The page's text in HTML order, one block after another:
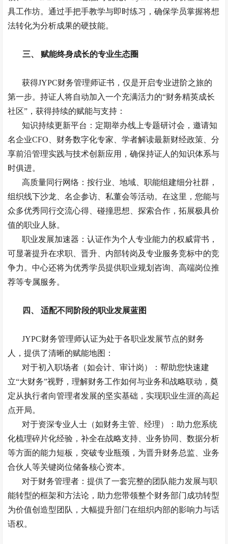
具工作坊。通过手把手教学与即时练习，确保学员掌握将想
法转化为分析成果的硬技能。
三、 赋能终身成长的专业生态圈
获得JYPC财务管理师证书，仅是开启专业进阶之旅的
第一步。持证人将自动加入一个充满活力的“财务精英成长
社区”，获得持续的赋能与支持：
知识持续更新平台：定期举办线上专题研讨会，邀请知
名企业CFO、财务数字化专家、学者解读最新财经政策、分
享前沿管理实践与技术创新应用，确保持证人的知识体系与
时俱进。
高质量同行网络：按行业、地域、职能组建细分社群，
组织线下沙龙、名企参访、私董会等活动。在这里，您能与
众多优秀同行交流心得、碰撞思想、探索合作，拓展极具价
值的职业人脉。
职业发展加速器：认证作为个人专业能力的权威背书，
可显著提升在求职、晋升、内部转岗及专业服务竞标中的竞
争力。中心还将为优秀学员提供职业规划咨询、高端岗位推
荐等专属服务。
四、 适配不同阶段的职业发展蓝图
JYPC财务管理师认证为处于各职业发展节点的财务
人，提供了清晰的赋能地图：
对于初入职场者（如会计、审计岗）：帮助您快速建
立“大财务”视野，理解财务工作如何与业务和战略联动，奠
定从执行者向管理者发展的坚实基础，实现职业生涯的高起
点开局。
对于资深专业人士（如财务主管、经理）：助力您系统
化梳理碎片化经验，补全在战略支持、业务协同、数据分析
等方面的能力短板，突破专业瓶颈，为晋升财务总监、业务
合伙人等关键岗位储备核心资本。
对于财务管理者：提供了一套完整的团队能力发展与职
能转型的框架和方法论，助力您带领整个财务部门成功转型
为价值创造型团队，大幅提升部门在组织内部的影响力与话
语权。